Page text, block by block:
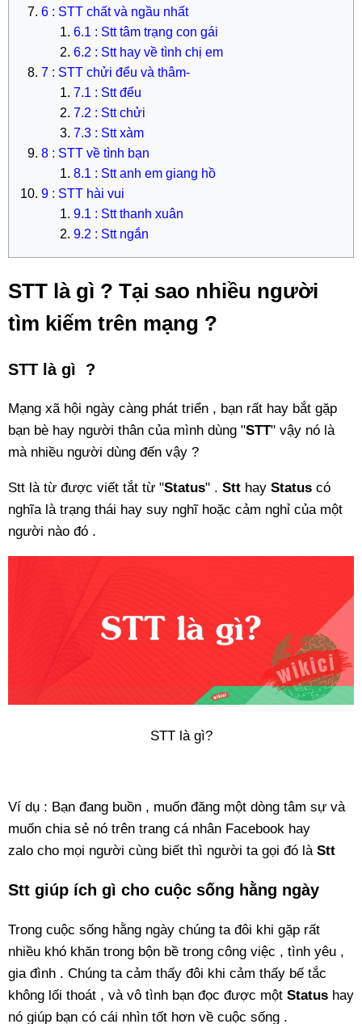
6 : STT chất và ngầu nhất
6.1 : Stt tâm trạng con gái
6.2 : Stt hay về tình chị em
7 : STT chửi đểu và thâm-
7.1 : Stt đểu
7.2 : Stt chửi
7.3 : Stt xàm
8 : STT về tình bạn
8.1 : Stt anh em giang hồ
9 : STT hài vui
9.1 : Stt thanh xuân
9.2 : Stt ngắn
STT là gì ? Tại sao nhiều người
tìm kiếm trên mạng ?
STT là gì ?
Mạng xã hội ngày càng phát triển , bạn rất hay bắt gặp
bạn bè hay người thân của mình dùng "STT" vậy nó là
mà nhiều người dùng đến vậy ?
Stt là từ được viết tắt từ "Status" . Stt hay Status có
nghĩa là trạng thái hay suy nghĩ hoặc cảm nghỉ của một
người nào đó .
STT là gì?
Ví dụ : Bạn đang buồn , muốn đăng một dòng tâm sự và
muốn chia sẻ nó trên trang cá nhân Facebook hay
zalo cho mọi người cùng biết thì người ta gọi đó là Stt
Stt giúp ích gì cho cuộc sống hằng ngày
Trong cuộc sống hằng ngày chúng ta đôi khi gặp rất
nhiều khó khăn trong bộn bề trong công việc , tình yêu ,
gia đình . Chúng ta cảm thấy đôi khi cảm thấy bế tắc
không lối thoát , và vô tình bạn đọc được một Status hay
nó giúp bạn có cái nhìn tốt hơn về cuộc sống .